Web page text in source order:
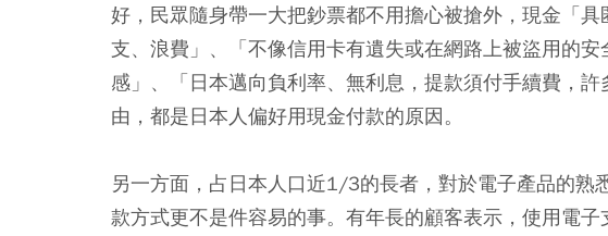
好，民眾隨身帶一大把鈔票都不用擔心被搶外，現金「
支、浪費」、「不像信用卡有遺失或在網路上被盜用的
感」、「日本邁向負利率、無利息，提款須付手續費，
由，都是日本人偏好用現金付款的原因。
另一方面，占日本人口近1/3的長者，對於電子產品的熟
款方式更不是件容易的事。有年長的顧客表示，使用電